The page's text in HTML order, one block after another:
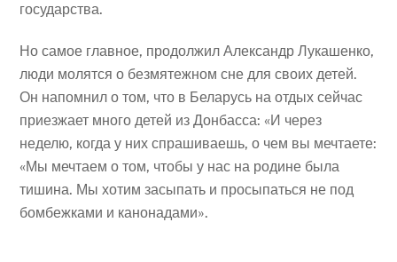
государства.
Но самое главное, продолжил Александр Лукашенко,
люди молятся о безмятежном сне для своих детей.
Он напомнил о том, что в Беларусь на отдых сейчас
приезжает много детей из Донбасса: «И через
неделю, когда у них спрашиваешь, о чем вы мечтаете:
«Мы мечтаем о том, чтобы у нас на родине была
тишина. Мы хотим засыпать и просыпаться не под
бомбежками и канонадами».